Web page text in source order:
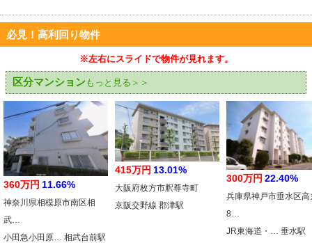
必見！高利回り物件
※左右にスライドで物件が見れます。
区分マンションもっと見る＞＞
360万円 11.66%
神奈川県相模原市南区相
武…
小田急小田原… 相武台前駅
415万円 13.01%
大阪府枚方市釈尊寺町
京阪交野線 郡津駅
300万円 22.40%
兵庫県神戸市垂水区高
8…
JR東海道・… 垂水駅